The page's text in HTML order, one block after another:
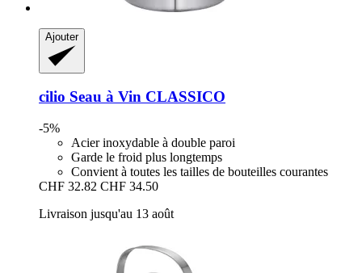
Ajouter
cilio Seau à Vin CLASSICO
-5%
Acier inoxydable à double paroi
Garde le froid plus longtemps
Convient à toutes les tailles de bouteilles courantes
CHF 32.82 CHF 34.50
Livraison jusqu'au 13 août